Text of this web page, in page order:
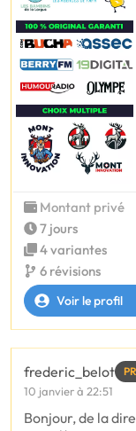
Montant privé
7 jours
4 variantes
6 révisions
Voir le profil
frederic_belot
10 janvier à 22:51
Bonjour, de la